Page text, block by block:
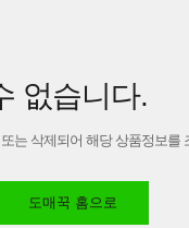
없습니다.
는 삭제되어 해당 상품정보를
도매꾹 홈으로